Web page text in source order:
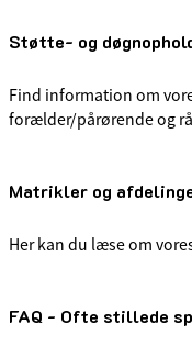
Støtte- og
Find information om
forælder/pårørende og
Matrikler og
Her kan du læse om
FAQ - Ofte stillede